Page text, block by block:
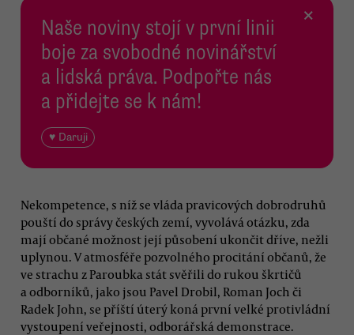
Naše noviny stojí v první linii
boje za svobodné novinářství
a lidská práva. Podpořte nás
a přidejte se k nám!
♥ Daruji
×
Nekompetence, s níž se vláda pravicových dobrodruhů
pouští do správy českých zemí, vyvolává otázku, zda
mají občané možnost její působení ukončit dříve, nežli
uplynou. V atmosféře pozvolného procitání občanů, že
ve strachu z Paroubka stát svěřili do rukou škrtičů
a odborníků, jako jsou Pavel Drobil, Roman Joch či
Radek John, se příští úterý koná první velké protivládní
vystoupení veřejnosti, odborářská demonstrace.